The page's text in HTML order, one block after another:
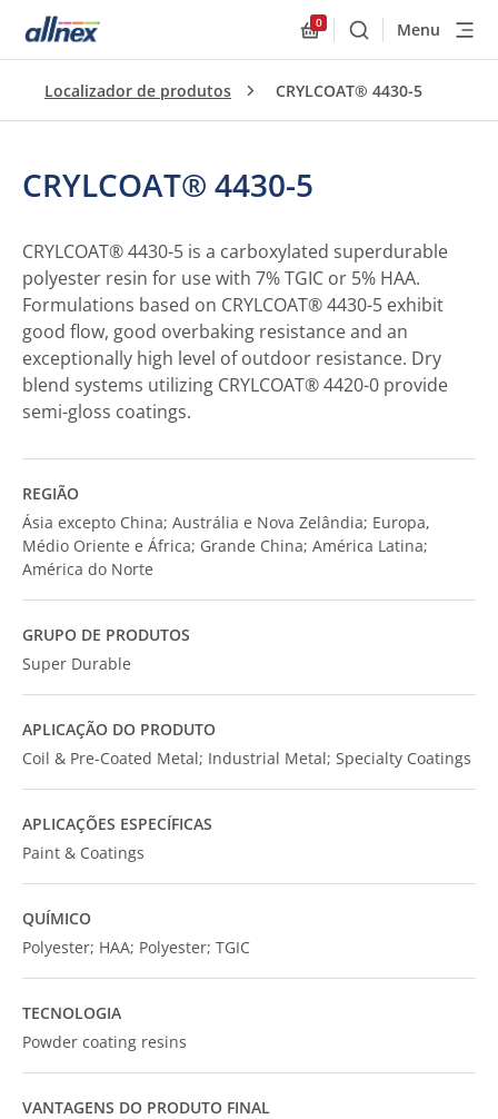
0
BuscarMenu
Localizador de produtos CRYLCOAT® 4430-5
CRYLCOAT® 4430-5
CRYLCOAT® 4430-5 is a carboxylated superdurable
polyester resin for use with 7% TGIC or 5% HAA.
Formulations based on CRYLCOAT® 4430-5 exhibit
good flow, good overbaking resistance and an
exceptionally high level of outdoor resistance. Dry
blend systems utilizing CRYLCOAT® 4420-0 provide
semi-gloss coatings.
REGIÃO
Ásia excepto China; Austrália e Nova Zelândia; Europa,
Médio Oriente e África; Grande China; América Latina;
América do Norte
GRUPO DE PRODUTOS
Super Durable
APLICAÇÃO DO PRODUTO
Coil & Pre-Coated Metal; Industrial Metal; Specialty Coatings
APLICAÇÕES ESPECÍFICAS
Paint & Coatings
QUÍMICO
Polyester; HAA; Polyester; TGIC
TECNOLOGIA
Powder coating resins
VANTAGENS DO PRODUTO FINAL